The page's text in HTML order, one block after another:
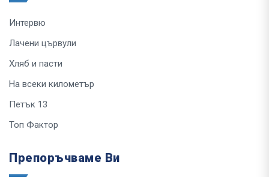
Интервю
Лачени цървули
Хляб и пасти
На всеки километър
Петък 13
Топ Фактор
Препоръчваме Ви